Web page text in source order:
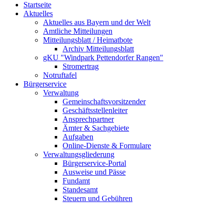
Startseite
Aktuelles
Aktuelles aus Bayern und der Welt
Amtliche Mitteilungen
Mitteilungsblatt / Heimatbote
Archiv Mitteilungsblatt
gKU "Windpark Pettendorfer Rangen"
Stromertrag
Notruftafel
Bürgerservice
Verwaltung
Gemeinschaftsvorsitzender
Geschäftsstellenleiter
Ansprechpartner
Ämter & Sachgebiete
Aufgaben
Online-Dienste & Formulare
Verwaltungsgliederung
Bürgerservice-Portal
Ausweise und Pässe
Fundamt
Standesamt
Steuern und Gebühren